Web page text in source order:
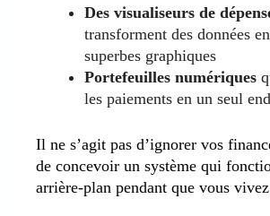
Des visualiseurs de
transforment des données
superbes graphiques
Portefeuilles numériques
les paiements en un seul
Il ne s’agit pas d’ignorer vos
de concevoir un système qui
arrière-plan pendant que vous